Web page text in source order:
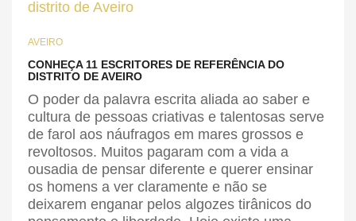
AVEIRO
CONHEÇA 11 ESCRITORES DE REFERÊNCIA DO
DISTRITO DE AVEIRO
O poder da palavra escrita aliada ao saber e
cultura de pessoas criativas e talentosas serve
de farol aos náufragos em mares grossos e
revoltosos. Muitos pagaram com a vida a
ousadia de pensar diferente e querer ensinar
os homens a ver claramente e não se
deixarem enganar pelos algozes tirânicos do